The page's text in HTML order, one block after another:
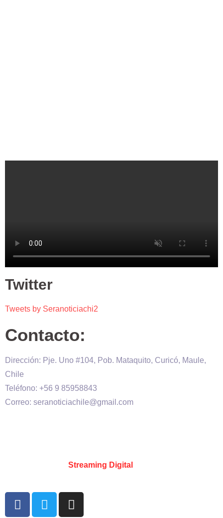
Twitter
Tweets by Seranoticiachi2
Contacto:
Dirección: Pje. Uno #104, Pob. Mataquito, Curicó, Maule,
Chile
Teléfono: +56 9 85958843
Correo: seranoticiachile@gmail.com
Streaming Digital